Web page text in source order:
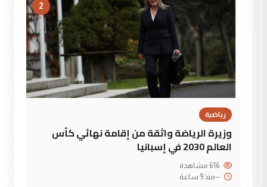
2
رياضية
وزيرة الرياضة واثقة من إقامة نهائي كأس
العالم 2030 في إسبانيا
--منذ 9 ساعة